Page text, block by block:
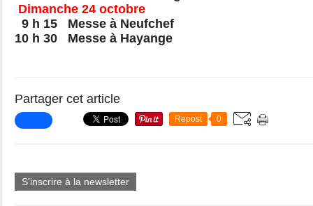
Dimanche 24 octobre
9 h 15 Messe à Neufchef
10 h 30 Messe à Hayange
Partager cet article
Repost 0
S'inscrire à la newsletter